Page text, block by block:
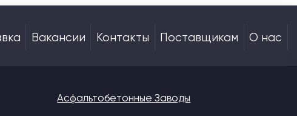
Вакансии Контакты Поставщикам О нас
Асфальтобетонные Заводы